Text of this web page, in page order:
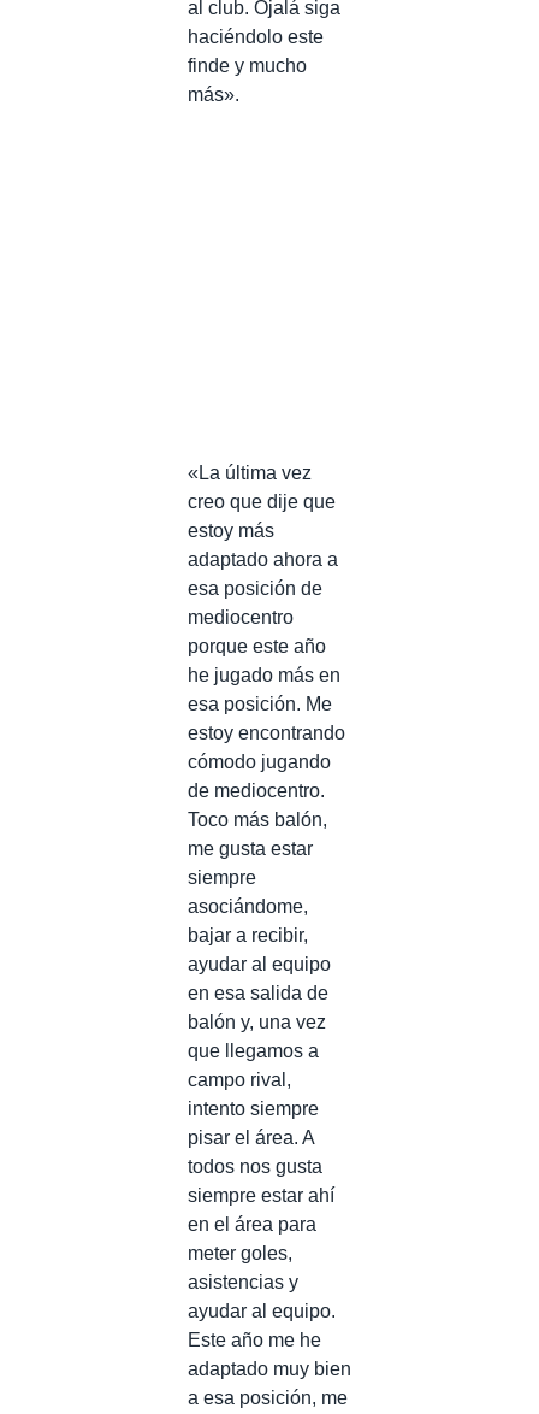
al club. Ojalá siga
haciéndolo este
finde y mucho
más».
«La última vez
creo que dije que
estoy más
adaptado ahora a
esa posición de
mediocentro
porque este año
he jugado más en
esa posición. Me
estoy encontrando
cómodo jugando
de mediocentro.
Toco más balón,
me gusta estar
siempre
asociándome,
bajar a recibir,
ayudar al equipo
en esa salida de
balón y, una vez
que llegamos a
campo rival,
intento siempre
pisar el área. A
todos nos gusta
siempre estar ahí
en el área para
meter goles,
asistencias y
ayudar al equipo.
Este año me he
adaptado muy bien
a esa posición, me